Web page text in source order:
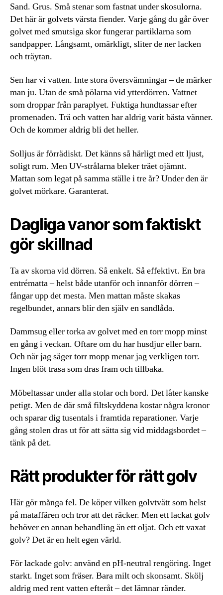
Sand. Grus. Små stenar som fastnat under skosulorna.
Det här är golvets värsta fiender. Varje gång du går över
golvet med smutsiga skor fungerar partiklarna som
sandpapper. Långsamt, omärkligt, sliter de ner lacken
och träytan.
Sen har vi vatten. Inte stora översvämningar – de märker
man ju. Utan de små pölarna vid ytterdörren. Vattnet
som droppar från paraplyet. Fuktiga hundtassar efter
promenaden. Trä och vatten har aldrig varit bästa vänner.
Och de kommer aldrig bli det heller.
Solljus är förrädiskt. Det känns så härligt med ett ljust,
soligt rum. Men UV-strålarna bleker träet ojämnt.
Mattan som legat på samma ställe i tre år? Under den är
golvet mörkare. Garanterat.
Dagliga vanor som faktiskt
gör skillnad
Ta av skorna vid dörren. Så enkelt. Så effektivt. En bra
entrématta – helst både utanför och innanför dörren –
fångar upp det mesta. Men mattan måste skakas
regelbundet, annars blir den själv en sandlåda.
Dammsug eller torka av golvet med en torr mopp minst
en gång i veckan. Oftare om du har husdjur eller barn.
Och när jag säger torr mopp menar jag verkligen torr.
Ingen blöt trasa som dras fram och tillbaka.
Möbeltassar under alla stolar och bord. Det låter kanske
petigt. Men de där små filtskyddena kostar några kronor
och sparar dig tusentals i framtida reparationer. Varje
gång stolen dras ut för att sätta sig vid middagsbordet –
tänk på det.
Rätt produkter för rätt golv
Här gör många fel. De köper vilken golvtvätt som helst
på mataffären och tror att det räcker. Men ett lackat golv
behöver en annan behandling än ett oljat. Och ett vaxat
golv? Det är en helt egen värld.
För lackade golv: använd en pH-neutral rengöring. Inget
starkt. Inget som fräser. Bara milt och skonsamt. Skölj
aldrig med rent vatten efteråt – det lämnar ränder.